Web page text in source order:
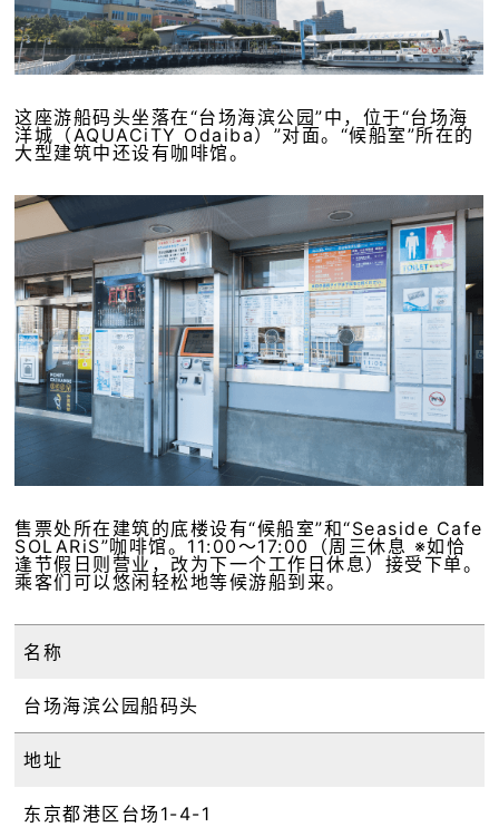
这座游船码头坐落在“台场海滨公园”中，位于“台场海
洋城（AQUACiTY Odaiba）”对面。“候船室”所在的
大型建筑中还设有咖啡馆。
售票处所在建筑的底楼设有“候船室”和“Seaside Cafe
SOLARiS”咖啡馆。11:00～17:00（周三休息 ※如恰
逢节假日则营业，改为下一个工作日休息）接受下单。
乘客们可以悠闲轻松地等候游船到来。
名称
台场海滨公园船码头
地址
东京都港区台场1-4-1